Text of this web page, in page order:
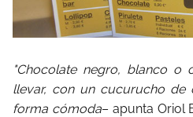
"Chocolate negro, blanco o
llevar, con un cucurucho
forma cómoda– apunta Oriol